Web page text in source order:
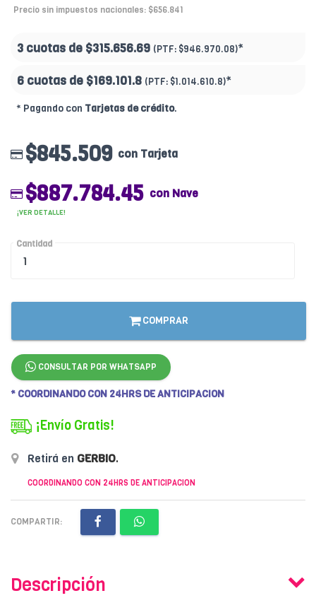
Precio sin impuestos nacionales: $656.841
3 cuotas de $315.656.69 (PTF: $946.970.08)*
6 cuotas de $169.101.8 (PTF: $1.014.610.8)*
* Pagando con Tarjetas de crédito.
$845.509 con Tarjeta
$887.784.45 con Nave
¡VER DETALLE!
Cantidad
COMPRAR
CONSULTAR POR WHATSAPP
* COORDINANDO CON 24HRS DE ANTICIPACION
¡Envío Gratis!
Retirá en GERBIO.
COORDINANDO CON 24HRS DE ANTICIPACION
COMPARTIR:
Descripción